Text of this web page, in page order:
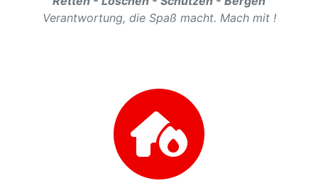
Verantwortung, die Spaß macht. Mach mit !